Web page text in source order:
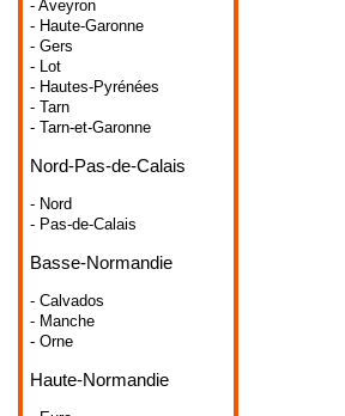
- Aveyron
- Haute-Garonne
- Gers
- Lot
- Hautes-Pyrénées
- Tarn
- Tarn-et-Garonne
Nord-Pas-de-Calais
- Nord
- Pas-de-Calais
Basse-Normandie
- Calvados
- Manche
- Orne
Haute-Normandie